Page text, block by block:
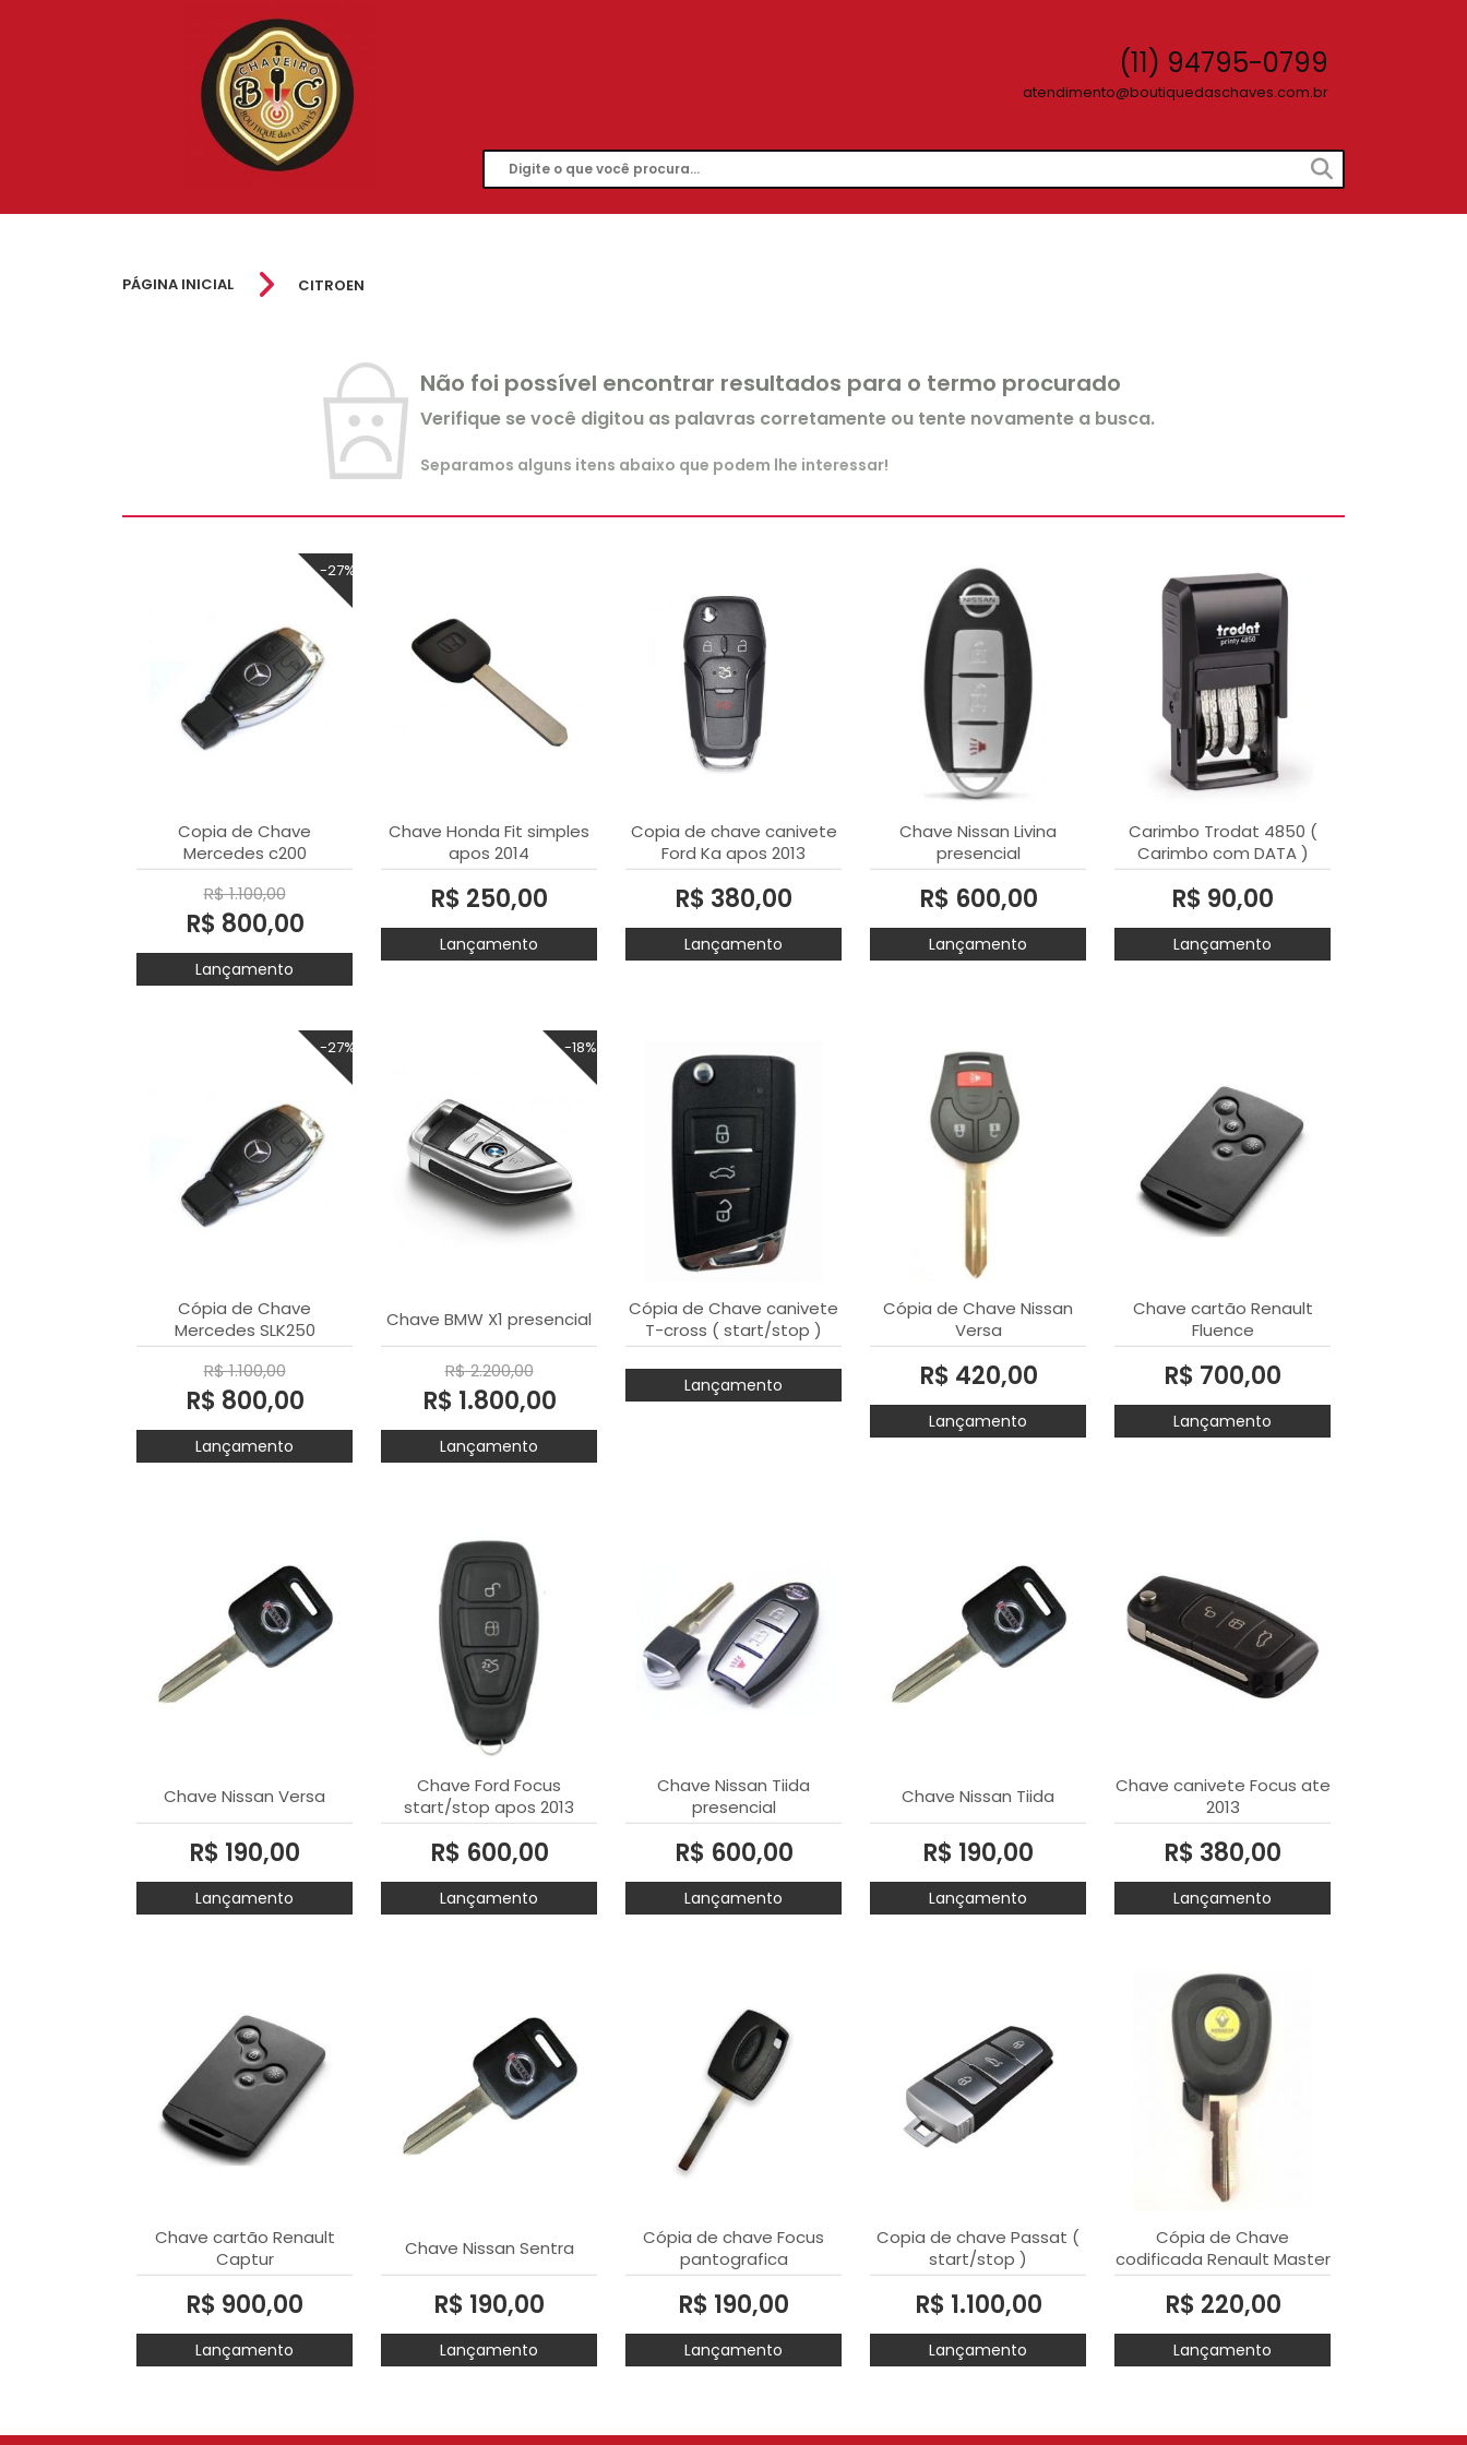
(11) 94795-0799
atendimento@boutiquedaschaves.com.br
PÁGINA INICIAL CITROEN
Não foi possível encontrar resultados para o termo procurado
Verifique se você digitou as palavras corretamente ou tente novamente a busca.
Separamos alguns itens abaixo que podem lhe interessar!
-27%
Copia de Chave
Mercedes c200
R$ 1.100,00
R$ 800,00
Lançamento
Chave Honda Fit simples
apos 2014
R$ 250,00
Lançamento
Copia de chave canivete
Ford Ka apos 2013
R$ 380,00
Lançamento
Chave Nissan Livina
presencial
R$ 600,00
Lançamento
Carimbo Trodat 4850 (
Carimbo com DATA )
R$ 90,00
Lançamento
-27%
Cópia de Chave
Mercedes SLK250
R$ 1.100,00
R$ 800,00
Lançamento
-18%
Chave BMW X1 presencial
R$ 2.200,00
R$ 1.800,00
Lançamento
Cópia de Chave canivete
T-cross ( start/stop )
tcross
Lançamento
Cópia de Chave Nissan
Versa
R$ 420,00
Lançamento
Chave cartão Renault
Fluence
R$ 700,00
Lançamento
Chave Nissan Versa
R$ 190,00
Lançamento
Chave Ford Focus
start/stop apos 2013
R$ 600,00
Lançamento
Chave Nissan Tiida
presencial
R$ 600,00
Lançamento
Chave Nissan Tiida
R$ 190,00
Lançamento
Chave canivete Focus ate
2013
R$ 380,00
Lançamento
Chave cartão Renault
Captur
R$ 900,00
Lançamento
Chave Nissan Sentra
R$ 190,00
Lançamento
Cópia de chave Focus
pantografica
R$ 190,00
Lançamento
Copia de chave Passat (
start/stop )
R$ 1.100,00
Lançamento
Cópia de Chave
codificada Renault Master
simples apos 2014
R$ 220,00
Lançamento